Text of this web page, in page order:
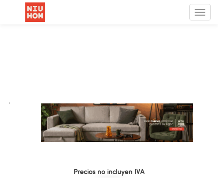
Menú
de
.
Precios no incluyen IVA